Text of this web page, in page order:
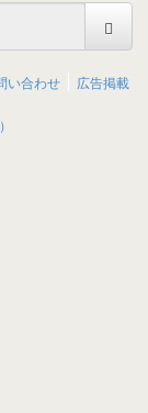
い合わせ 広告掲載